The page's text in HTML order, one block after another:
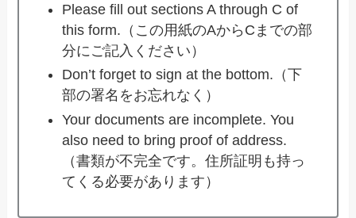
Please fill out sections A through C of
this form.（この用紙のAからCまでの部
分にご記入ください）
Don’t forget to sign at the bottom.（下
部の署名をお忘れなく）
Your documents are incomplete. You
also need to bring proof of address.
（書類が不完全です。住所証明も持っ
てくる必要があります）